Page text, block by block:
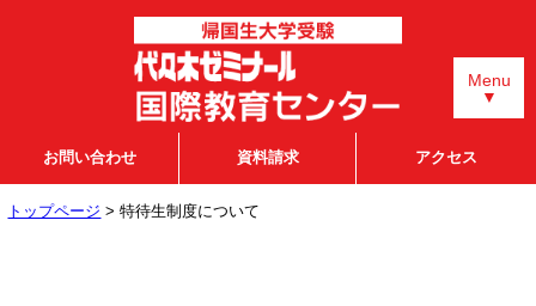
Menu
▼
お問い合わせ 資料請求 アクセス
トップページ > 特待生制度について